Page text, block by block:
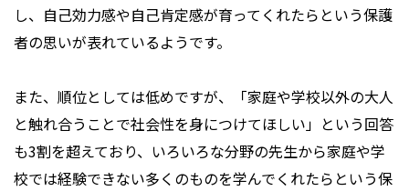
し、自己効力感や自己肯定感が育ってくれたらという保護
者の思いが表れているようです。
また、順位としては低めですが、「家庭や学校以外の大人
と触れ合うことで社会性を身につけてほしい」という回答
も3割を超えており、いろいろな分野の先生から家庭や学
校では経験できない多くのものを学んでくれたらという保